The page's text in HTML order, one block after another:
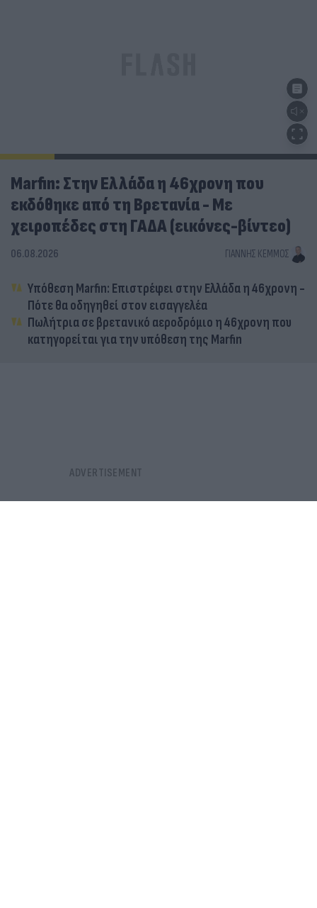
Marfin: Στην Ελλάδα η 46χρονη που
εκδόθηκε από τη Βρετανία - Με
χειροπέδες στη ΓΑΔΑ (εικόνες-βίντεο)
06.08.2026 ΓΙΆΝΝΗΣ ΚΈΜΜΟΣ
Υπόθεση Marfin: Επιστρέφει στην Ελλάδα η 46χρονη -
Πότε θα οδηγηθεί στον εισαγγελέα
Πωλήτρια σε βρετανικό αεροδρόμιο η 46χρονη που
κατηγορείται για την υπόθεση της Marfin